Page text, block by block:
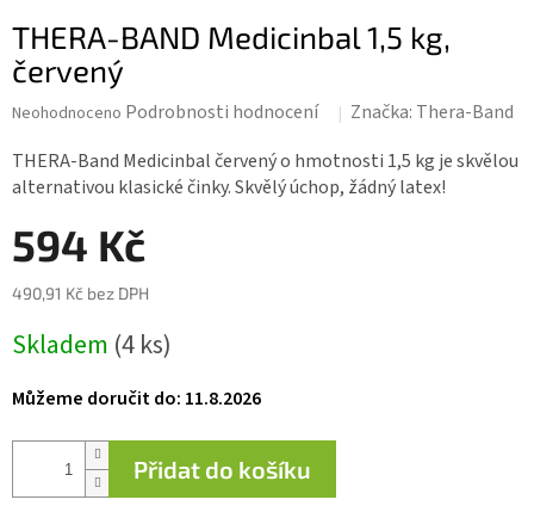
THERA-BAND Medicinbal 1,5 kg,
červený
Průměrné
produktu
je
0,0
hvězdiček.
Neohodnoceno Podrobnosti hodnocení Značka: Thera-Band
THERA-Band Medicinbal červený o hmotnosti 1,5 kg je skvělou
alternativou klasické činky. Skvělý úchop, žádný latex!
594 Kč
490,91 Kč bez DPH
cena:
Skladem (4 ks)
Můžeme doručit do: 11.8.2026
Přidat do košíku